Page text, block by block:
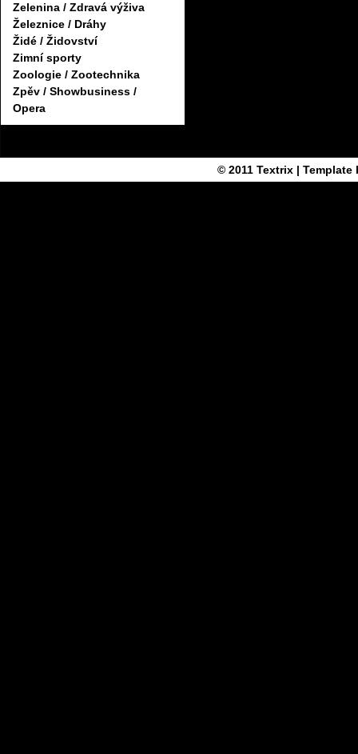
Zelenina / Zdravá výživa
Železnice / Dráhy
Židé / Židovství
Zimní sporty
Zoologie / Zootechnika
Zpěv / Showbusiness /
Opera
© 2011 Textrix| Template